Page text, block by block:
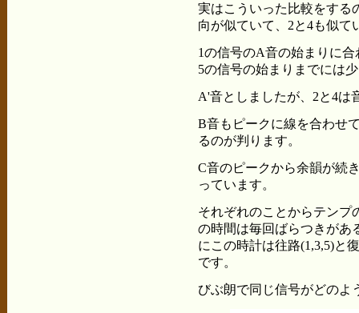
実はこういった比較をする
向が似ていて、2と4も似て
1の信号のA音の始まりに
5の信号の始まりまでには
A'音としましたが、2と4は
B音もピークに線を合わせ
るのが判ります。
C音のピークから余韻が続
っています。
それぞれのことからテンプ
の時間は毎回ばらつきがあ
にこの時計は往路(1,3,5)と
です。
びぶ朗で同じ信号がどのよ